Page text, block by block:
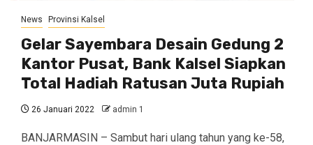
News Provinsi Kalsel
Gelar Sayembara Desain Gedung 2
Kantor Pusat, Bank Kalsel Siapkan
Total Hadiah Ratusan Juta Rupiah
26 Januari 2022 admin 1
BANJARMASIN – Sambut hari ulang tahun yang ke-58,